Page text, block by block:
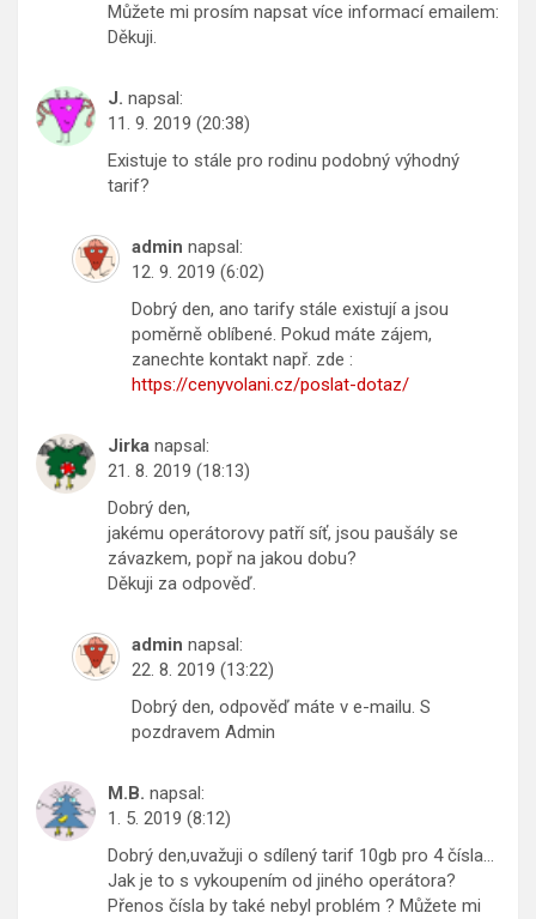
Můžete mi prosím napsat více informací emailem:
Děkuji.
J. napsal:
11. 9. 2019 (20:38)
Existuje to stále pro rodinu podobný výhodný
tarif?
admin napsal:
12. 9. 2019 (6:02)
Dobrý den, ano tarify stále existují a jsou
poměrně oblíbené. Pokud máte zájem,
zanechte kontakt např. zde :
https://cenyvolani.cz/poslat-dotaz/
Jirka napsal:
21. 8. 2019 (18:13)
Dobrý den,
jakému operátorovy patří síť, jsou paušály se
závazkem, popř na jakou dobu?
Děkuji za odpověď.
admin napsal:
22. 8. 2019 (13:22)
Dobrý den, odpověď máte v e-mailu. S
pozdravem Admin
M.B. napsal:
1. 5. 2019 (8:12)
Dobrý den,uvažuji o sdílený tarif 10gb pro 4 čísla…
Jak je to s vykoupením od jiného operátora?
Přenos čísla by také nebyl problém ? Můžete mi